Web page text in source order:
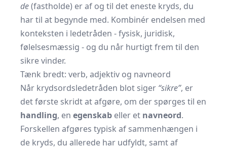
de(fastholde) er af og til det eneste kryds, du
har til at begynde med. Kombinér endelsen med
konteksten i ledetråden - fysisk, juridisk,
følelsesmæssig - og du når hurtigt frem til den
sikre vinder.
Tænk bredt: verb, adjektiv og navneord
Når krydsordsledetråden blot siger “sikre”, er
det første skridt at afgøre, om der spørges til en
handling, en egenskab eller et navneord.
Forskellen afgøres typisk af sammenhængen i
de kryds, du allerede har udfyldt, samt af